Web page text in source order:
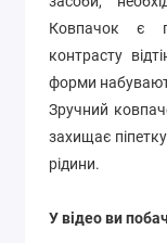
Ковпачок є
контрасту
форми
Зручний
захищає
рідини.
У відео ви